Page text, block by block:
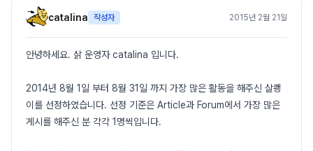
catalina 작성자 2015년 2월 21일
안녕하세요. 삵 운영자 catalina 입니다.
2014년 8월 1일 부터 8월 31일 까지 가장 많은 활동을 해주신 살쾡
이를 선정하였습니다. 선정 기준은 Article과 Forum에서 가장 많은
게시를 해주신 분 각각 1명씩입니다.